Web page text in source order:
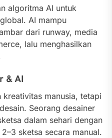
algoritma AI untuk
AI mampu
dari runway, media
lalu menghasilkan
& AI
manusia, tetapi
Seorang desainer
dalam sehari dengan
sketsa secara manual.